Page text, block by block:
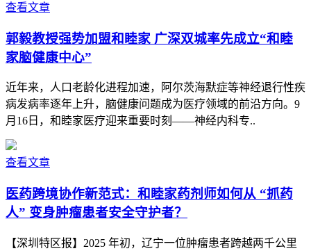
查看文章
郭毅教授强势加盟和睦家 广深双城率先成立“和睦
家脑健康中心”
近年来，人口老龄化进程加速，阿尔茨海默症等神经退行性疾
病发病率逐年上升，脑健康问题成为医疗领域的前沿方向。9
月16日，和睦家医疗迎来重要时刻——神经内科专..
查看文章
医药跨境协作新范式：和睦家药剂师如何从 “抓药
人” 变身肿瘤患者安全守护者？
【深圳特区报】2025 年初，辽宁一位肿瘤患者跨越两千公里